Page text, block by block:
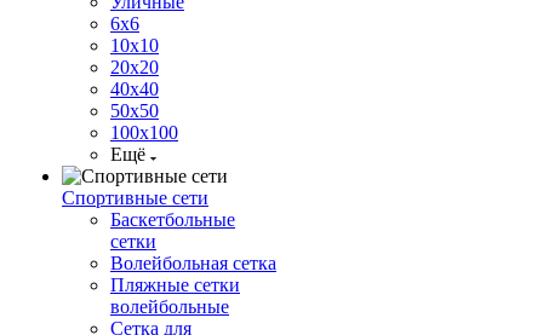
6х6
10х10
20х20
40х40
50х50
100х100
Ещё
Спортивные сети
Баскетбольные
сетки
Волейбольная сетка
Пляжные сетки
волейбольные
Сетка для